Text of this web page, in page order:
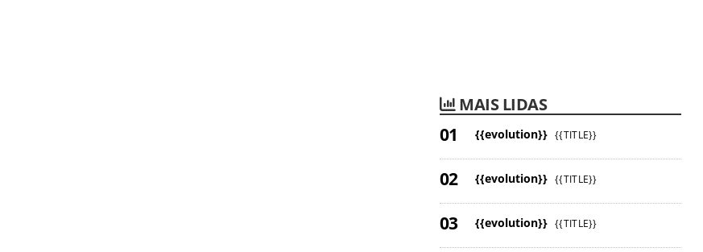
MAIS LIDAS
{{evolution}} {{TITLE}}
{{evolution}} {{TITLE}}
{{evolution}} {{TITLE}}